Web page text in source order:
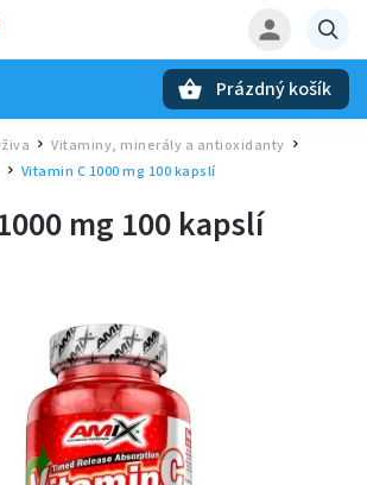
Prázdný košík
/ Vitaminy, minerály a antioxidanty
Vitamin C 1000 mg 100 kapslí
mg 100 kapslí